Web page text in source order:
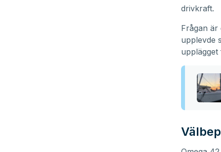
drivkraft.
Frågan är
upplevde
upplägget